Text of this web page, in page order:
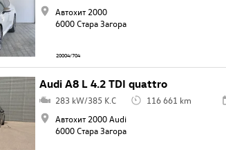
Автохит 2000
6000 Стара Загора
20004/704
Audi A8 L 4.2 TDI quattro
283 kW/385 K.C 116 661 km
Автохит 2000 Audi
6000 Стара Загора